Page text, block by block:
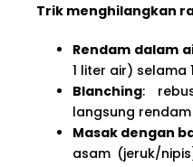
Trik menghilangkan
Rendam dalam
1 liter air) selama
Blanching:
langsung rendam
Masak dengan
asam (jeruk/